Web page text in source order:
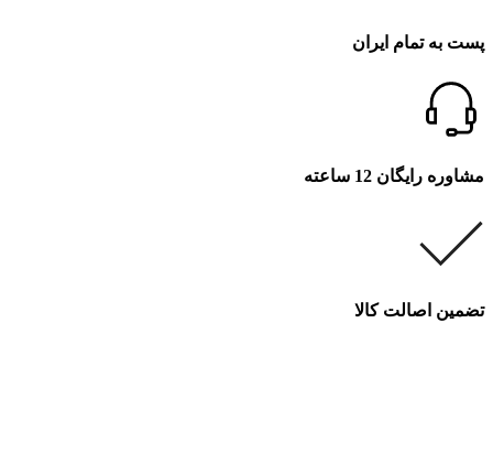
پست به تمام ایران
مشاوره رایگان 12 ساعته
تضمین اصالت کالا